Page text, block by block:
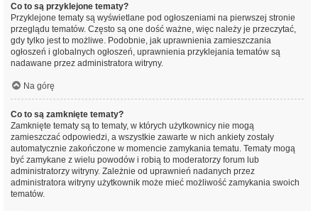
Co to są przyklejone tematy?
Przyklejone tematy są wyświetlane pod ogłoszeniami na pierwszej stronie
przeglądu tematów. Często są one dość ważne, więc należy je przeczytać,
gdy tylko jest to możliwe. Podobnie, jak uprawnienia zamieszczania
ogłoszeń i globalnych ogłoszeń, uprawnienia przyklejania tematów są
nadawane przez administratora witryny.
Na górę
Co to są zamknięte tematy?
Zamknięte tematy są to tematy, w których użytkownicy nie mogą
zamieszczać odpowiedzi, a wszystkie zawarte w nich ankiety zostały
automatycznie zakończone w momencie zamykania tematu. Tematy mogą
być zamykane z wielu powodów i robią to moderatorzy forum lub
administratorzy witryny. Zależnie od uprawnień nadanych przez
administratora witryny użytkownik może mieć możliwość zamykania swoich
tematów.